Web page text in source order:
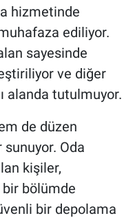
hizmetinde
ediliyor.
sayesinde
ve diğer
alanda tutulmuyor.
de düzen
sunuyor. Oda
kişiler,
bir bölümde
bir depolama